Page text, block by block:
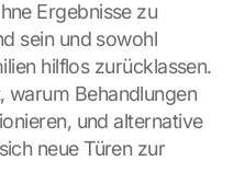
Ergebnisse zu
sein und sowohl
hilflos zurücklassen.
warum Behandlungen
und alternative
neue Türen zur